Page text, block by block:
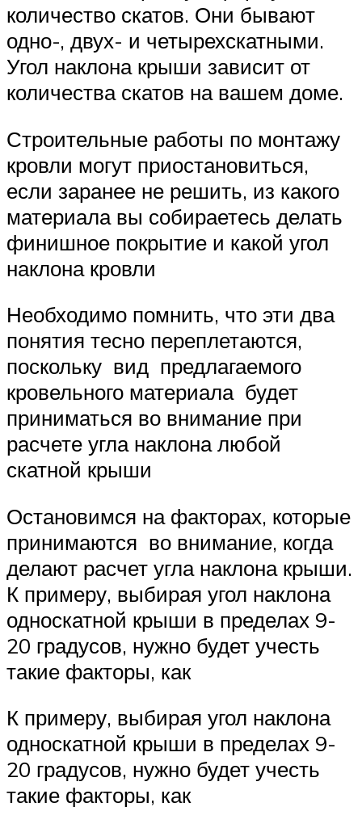
количество скатов. Они бывают
одно-, двух- и четырехскатными.
Угол наклона крыши зависит от
количества скатов на вашем доме.
Строительные работы по монтажу
кровли могут приостановиться,
если заранее не решить, из какого
материала вы собираетесь делать
финишное покрытие и какой угол
наклона кровли
Необходимо помнить, что эти два
понятия тесно переплетаются,
поскольку вид предлагаемого
кровельного материала будет
приниматься во внимание при
расчете угла наклона любой
скатной крыши
Остановимся на факторах, которые
принимаются во внимание, когда
делают расчет угла наклона крыши.
К примеру, выбирая угол наклона
односкатной крыши в пределах 9-
20 градусов, нужно будет учесть
такие факторы, как
К примеру, выбирая угол наклона
односкатной крыши в пределах 9-
20 градусов, нужно будет учесть
такие факторы, как